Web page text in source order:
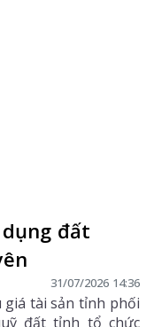
đất
31/07/2026 14:36
giá tài sản tỉnh phối
đất tỉnh tổ chức